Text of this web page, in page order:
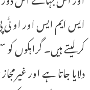
ایس ایم ایس اور او
کرلیتے ہیں۔ گراہکوں کو
دلایا جاتا ہے اور